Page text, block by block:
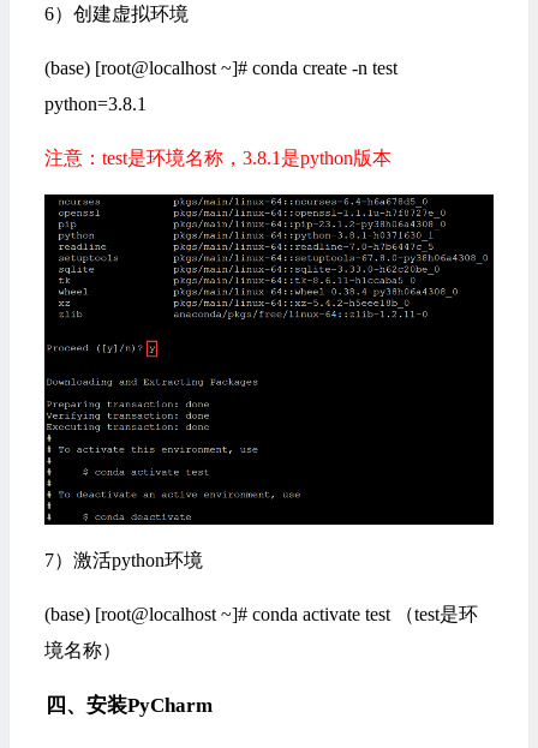
6）创建虚拟环境
(base) [root@localhost ~]# conda create -n test
python=3.8.1
注意：test是环境名称，3.8.1是python版本
7）激活python环境
(base) [root@localhost ~]# conda activate test （test是环
境名称）
四、安装PyCharm